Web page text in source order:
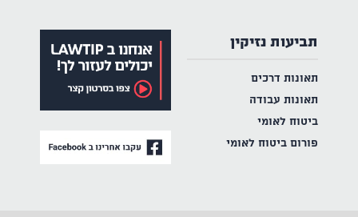
תביעות נזיקין
תאונות דרכים
תאונות עבודה
ביטוח לאומי
פורום ביטוח לאומי